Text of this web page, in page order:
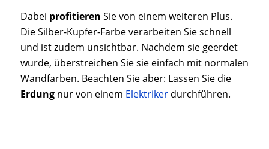
Dabei profitieren Sie von einem weiteren Plus.
Die Silber-Kupfer-Farbe verarbeiten Sie schnell
und ist zudem unsichtbar. Nachdem sie geerdet
wurde, überstreichen Sie sie einfach mit normalen
Wandfarben. Beachten Sie aber: Lassen Sie die
Erdungnur von einem Elektrikerdurchführen.